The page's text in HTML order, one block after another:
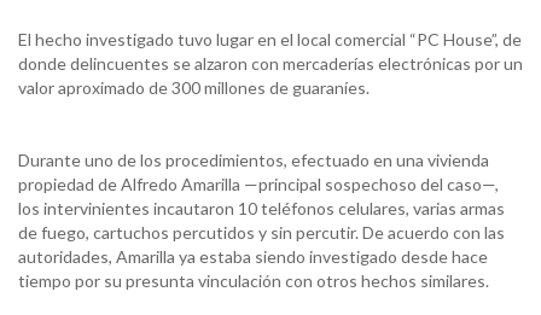
El hecho investigado tuvo lugar en el local comercial “PC House”, de
donde delincuentes se alzaron con mercaderías electrónicas por un
valor aproximado de 300 millones de guaraníes.
Durante uno de los procedimientos, efectuado en una vivienda
propiedad de Alfredo Amarilla —principal sospechoso del caso—,
los intervinientes incautaron 10 teléfonos celulares, varias armas
de fuego, cartuchos percutidos y sin percutir. De acuerdo con las
autoridades, Amarilla ya estaba siendo investigado desde hace
tiempo por su presunta vinculación con otros hechos similares.